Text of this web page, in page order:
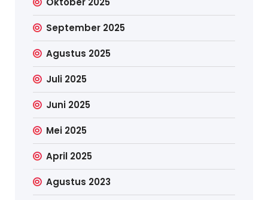
September 2025
Agustus 2025
Juli 2025
Juni 2025
Mei 2025
April 2025
Agustus 2023